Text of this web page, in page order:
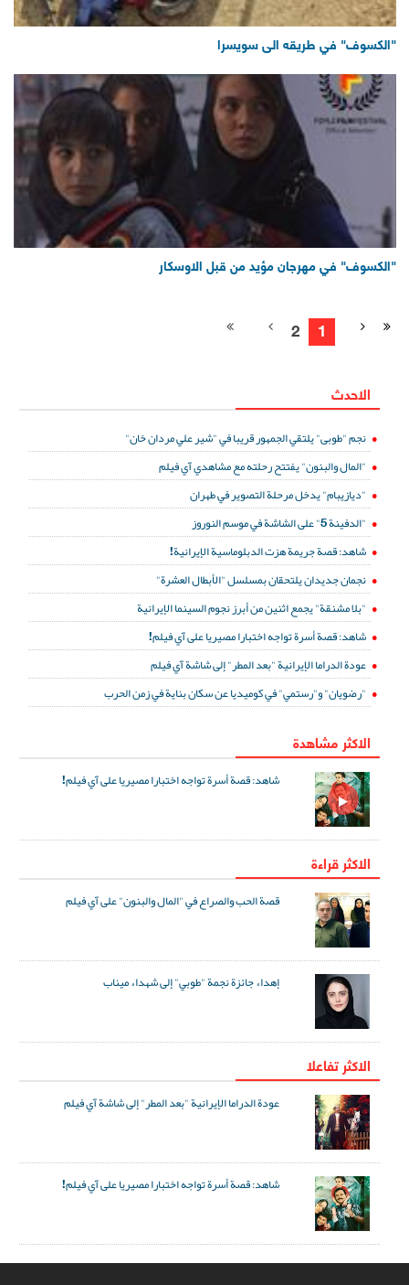
"الكسوف" في مهرجان مؤيد من قبل الاوسكار
"الكسوف" في طريقه الى سويسرا
1
2
الاحدث
نجم "طوبى" يلتقي الجمهور قريبا في "شير علي مردان خان"
"المال والبنون" يفتتح رحلته مع مشاهدي آي فيلم
"ديازيبام" يدخل مرحلة التصوير في طهران
"الدفينة 5" على الشاشة في موسم النوروز
شاهد: قصة جريمة هزت الدبلوماسية الإيرانية!
نجمان جديدان يلتحقان بمسلسل "الأبطال العشرة"
"بلا مشنقة" يجمع اثنين من أبرز نجوم السينما الإيرانية
شاهد: قصة أسرة تواجه اختبارا مصيريا على آي فيلم!
عودة الدراما الإيرانية "بعد المطر" إلى شاشة آي فيلم
"رضويان" و"رستمي" في كوميديا عن سكان بناية في زمن الحرب
الاكثر مشاهدة
شاهد: قصة أسرة تواجه اختبارا مصيريا على آي فيلم!
الاكثر قراءة
قصة الحب والصراع في "المال والبنون" على آي فيلم
إهداء جائزة نجمة "طوبي" إلى شهداء ميناب
الاکثر تفاعلا
عودة الدراما الإيرانية "بعد المطر" إلى شاشة آي فيلم
شاهد: قصة أسرة تواجه اختبارا مصيريا على آي فيلم!